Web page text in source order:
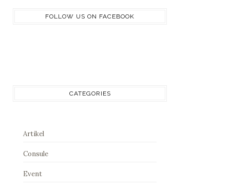
FOLLOW US ON FACEBOOK
CATEGORIES
Artikel
Consule
Event